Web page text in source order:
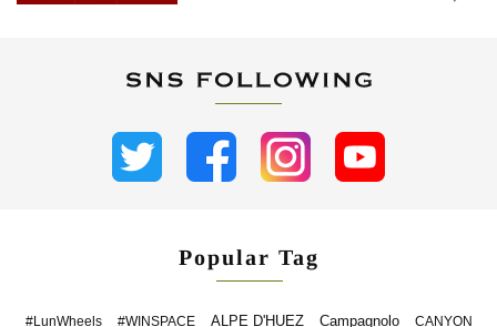
Popular Tag
#LunWheels #WINSPACE ALPE D'HUEZ Campagnolo CANYON